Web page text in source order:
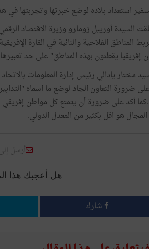
استعداد بلاده لوضع خبرتها وتجربتها في
السيدة أورييل زومارو وزيرة الاقتصاد
إفريقيا يقطنون بهذه المناطق" على حد
مختار يادالي رئيس إدارة المعلومات
ضرورة التعاون الجاد لوضع ما اسماه
هو اقل بكثير من المعدل الدولي.
أرسل
هل أعجبك هذا
شارك